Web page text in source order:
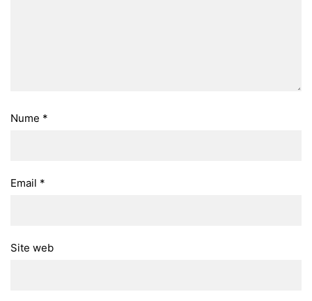
Nume *
Email *
Site web